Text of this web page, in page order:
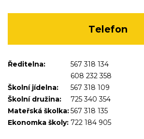
Telefon
Ředitelna:
567 318 134
608 232 358
Školní jídelna:
567 318 109
Školní družina:
725 340 354
Mateřská školka:567 318 135
Ekonomka školy: 722 184 905